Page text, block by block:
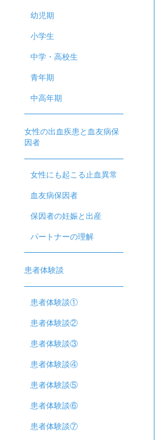
幼児期
小学生
中学・高校生
青年期
中高年期
女性の出血疾患と血友病保
因者
女性にも起こる止血異常
血友病保因者
保因者の妊娠と出産
パートナーの理解
患者体験談
患者体験談①
患者体験談②
患者体験談③
患者体験談④
患者体験談⑤
患者体験談⑥
患者体験談⑦